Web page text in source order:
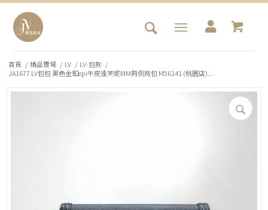
首頁 / 精品賣場 / LV / LV-包款 /
JA1677 LV包包 黑色金釦epi牛皮達芙妮MM肩側背包 M56141 (桃園店)...